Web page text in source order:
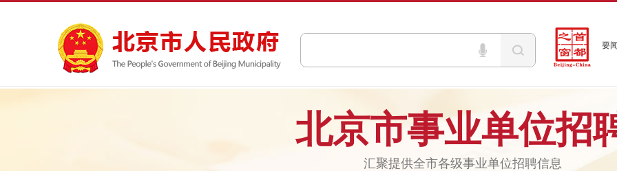
要
北京市事业单位招
汇聚提供全市各级事业单位招聘信息